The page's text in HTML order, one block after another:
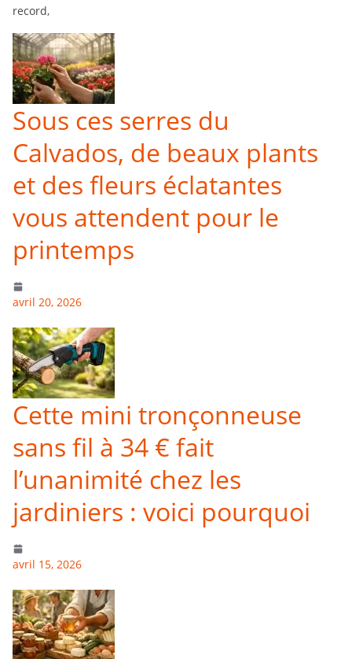
record,
Sous ces serres du
Calvados, de beaux plants
et des fleurs éclatantes
vous attendent pour le
printemps
avril 20, 2026
Cette mini tronçonneuse
sans fil à 34 € fait
l’unanimité chez les
jardiniers : voici pourquoi
avril 15, 2026